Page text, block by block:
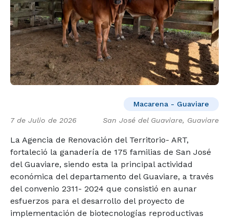
Macarena - Guaviare
7 de Julio de 2026 San José del Guaviare, Guaviare
La Agencia de Renovación del Territorio- ART,
fortaleció la ganadería de 175 familias de San José
del Guaviare, siendo esta la principal actividad
económica del departamento del Guaviare, a través
del convenio 2311- 2024 que consistió en aunar
esfuerzos para el desarrollo del proyecto de
implementación de biotecnologías reproductivas